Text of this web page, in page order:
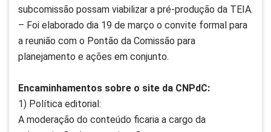
subcomissão possam viabilizar a pré-produção da TEIA.
– Foi elaborado dia 19 de março o convite formal para
a reunião com o Pontão da Comissão para
planejamento e ações em conjunto.
Encaminhamentos sobre o site da CNPdC:
1) Política editorial:
A moderação do conteúdo ficaria a cargo da